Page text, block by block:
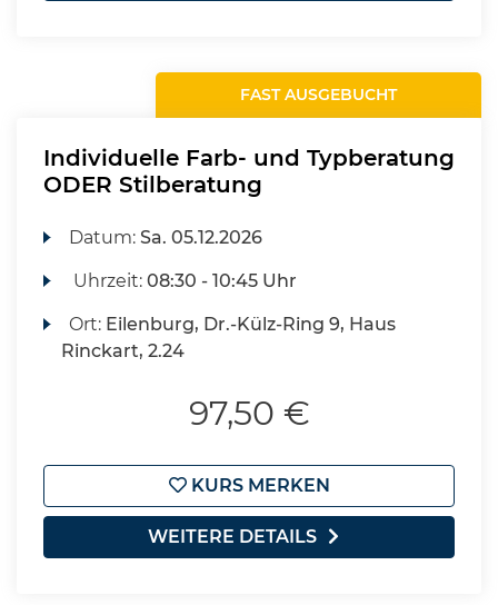
FAST AUSGEBUCHT
Individuelle Farb- und Typberatung
ODER Stilberatung
Datum:Sa. 05.12.2026
Uhrzeit:08:30 - 10:45 Uhr
Ort: Eilenburg, Dr.-Külz-Ring 9, Haus
Rinckart, 2.24
97,50 €
KURS MERKEN
WEITERE DETAILS